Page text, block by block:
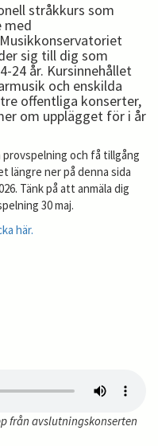
stråkkurs som
med
sig till dig som
24 år. Kursinnehållet
och enskilda
offentliga konserter,
om upplägget för i år
och få tillgång
längre ner på denna sida
Tänk på att anmäla dig
30 maj.
här.
från avslutningskonserten